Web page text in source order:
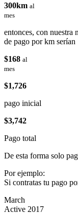
300km al
mes
entonces, con nuestra
de pago por km serían
$168 al
mes
$1,726
pago inicial
$3,742
Pago total
De esta forma solo
Por ejemplo:
Si contratas tu pago
March
Active 2017